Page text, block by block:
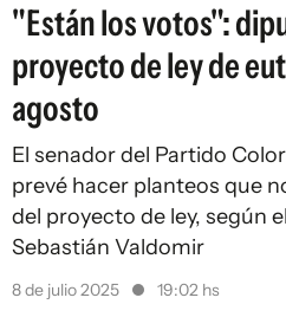
"Están los votos":
proyecto de ley de
agosto
El senador del Partido
prevé hacer planteos que
del proyecto de ley, según
Sebastián Valdomir
8 de julio 2025 19:02 hs